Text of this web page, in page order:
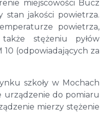
miejscowości Bucz
stan jakości powietrza.
powietrza,
stężeniu pyłów
10 (odpowiadających za
szkoły w Mochach
urządzenie do pomiaru
mierzy stężenie